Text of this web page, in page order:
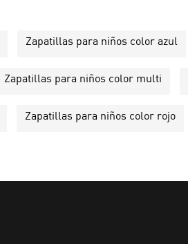
Zapatillas para niños color azul
Zapatillas para niños color multi
Zapatillas para niños color rojo